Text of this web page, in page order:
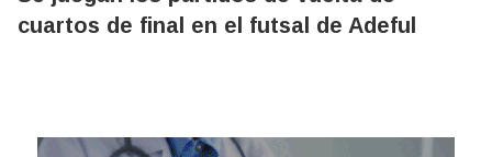
cuartos de final en el futsal de Adeful